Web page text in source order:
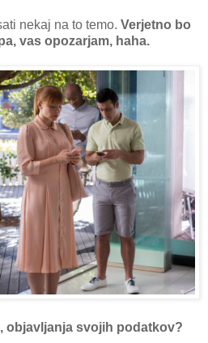
nekaj na to temo. Verjetno bo
vas opozarjam, haha.
objavljanja svojih podatkov?